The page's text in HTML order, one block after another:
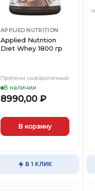
APPLIED NUTRITION
Applied Nutrition
Diet Whey 1800 гр
Протеин сывороточный
В наличии
8990,00 ₽
В корзину
имеет В 1 КЛИК